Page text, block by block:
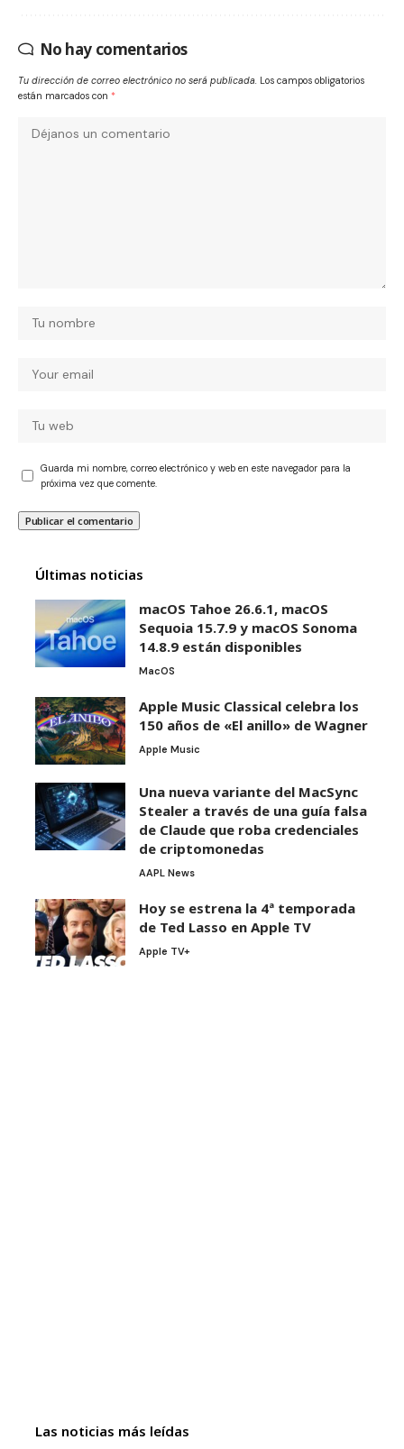
No hay comentarios
Tu dirección de correo electrónico no será publicada. Los campos obligatorios
están marcados con *
Guarda mi nombre, correo electrónico y web en este navegador para la
próxima vez que comente.
Últimas noticias
macOS Tahoe 26.6.1, macOS
Sequoia 15.7.9 y macOS Sonoma
14.8.9 están disponibles
MacOS
Apple Music Classical celebra los
150 años de «El anillo» de Wagner
Apple Music
Una nueva variante del MacSync
Stealer a través de una guía falsa
de Claude que roba credenciales
de criptomonedas
AAPL News
Hoy se estrena la 4ª temporada
de Ted Lasso en Apple TV
Apple TV+
Las noticias más leídas